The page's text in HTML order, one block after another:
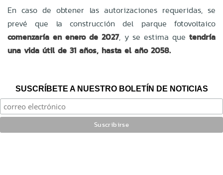
En caso de obtener las autorizaciones requeridas, se
prevé que la construcción del parque fotovoltaico
comenzaría en enero de 2027, y se estima quetendría
una vida útil de 31 años, hasta el año 2058.
SUSCRÍBETE A NUESTRO BOLETÍN DE NOTICIAS